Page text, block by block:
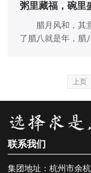
粥里藏福，碗里
腊月风和，其意
了腊八就是年，腊
上页
联系我们
集团地址：杭州市余